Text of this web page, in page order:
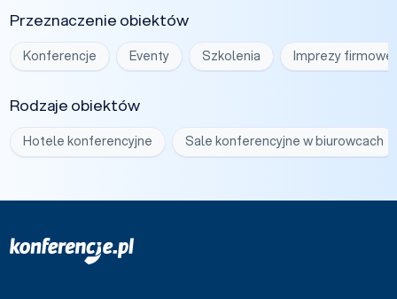
Przeznaczenie obiektów
Konferencje Eventy Szkolenia Imprezy firmowe
Rodzaje obiektów
Hotele konferencyjne Sale konferencyjne w biurowcach